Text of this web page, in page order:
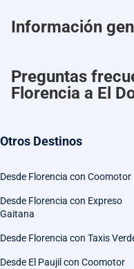
Información
Preguntas
Florencia a El
Otros Destinos
Desde Florencia con Coomotor
Desde Florencia con Expreso
Gaitana
Desde Florencia con Taxis
Desde El Paujil con Coomotor